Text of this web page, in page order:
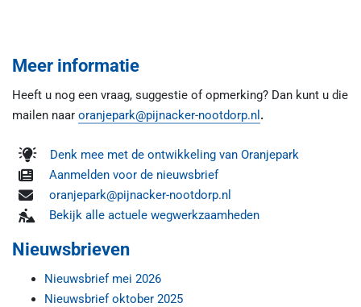
Meer informatie
Heeft u nog een vraag, suggestie of opmerking? Dan kunt u die
mailen naar oranjepark@pijnacker-nootdorp.nl .
Denk mee met de ontwikkeling van Oranjepark
Aanmelden voor de nieuwsbrief
oranjepark@pijnacker-nootdorp.nl
Bekijk alle actuele wegwerkzaamheden
Nieuwsbrieven
Nieuwsbrief mei 2026
Nieuwsbrief oktober 2025